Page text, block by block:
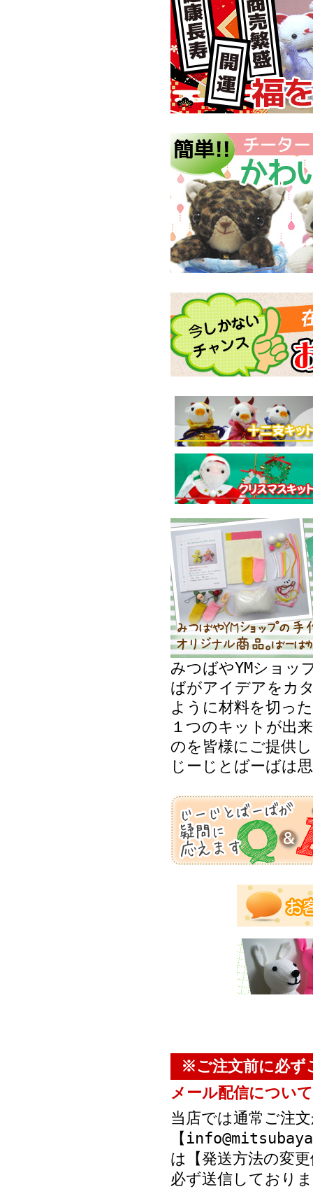
みつばやYMショッ
ばがアイデアをカ
ように材料を切っ
１つのキットが出
のを皆様にご提供
じーじとばーばは
※ご注文前に必ず
メール配信につい
当店では通常ご注
【
は【発送方法の変
必ず送信しており